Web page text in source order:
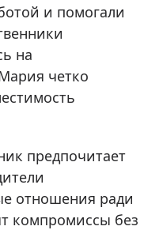
и помогали
на
четко
предпочитает
отношения ради
компромиссы без